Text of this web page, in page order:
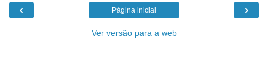
‹ ›
Página inicial
Ver versão para a web